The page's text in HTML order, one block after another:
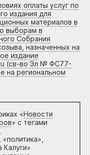
оплаты услуг по
издания для
материалов в
выборам в
Собрания
назначенных на
издание
(св-во Эл № ФС77-
на региональном
«Новости
» с тегами
Калуги»